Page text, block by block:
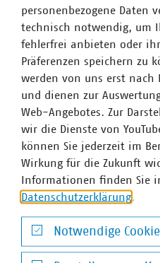
VKU-Stellungnahme
Joint BDEW, BREKO and
competitive and
future for Europe
16.03.2026
PDF Download
personenbezogene Daten
technisch notwendig, um
fehlerfrei anbieten oder
Präferenzen speichern zu
werden von uns erst nach
und dienen zur
Web-Angebotes. Zur
wir die Dienste von
können Sie jederzeit im
Wirkung für die Zukunft
Informationen finden Sie
Datenschutzerklärung.
Notwendige
Notwendige Cookies